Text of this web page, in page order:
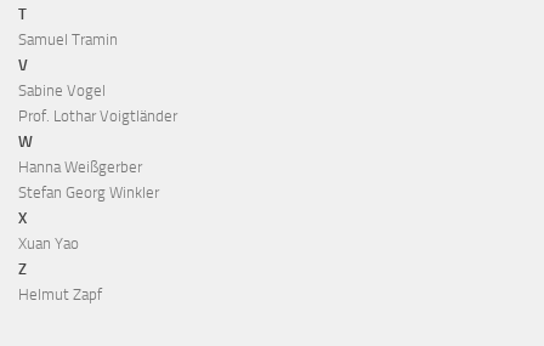
T
Samuel Tramin
V
Sabine Vogel
Prof. Lothar Voigtländer
W
Hanna Weißgerber
Stefan Georg Winkler
X
Xuan Yao
Z
Helmut Zapf